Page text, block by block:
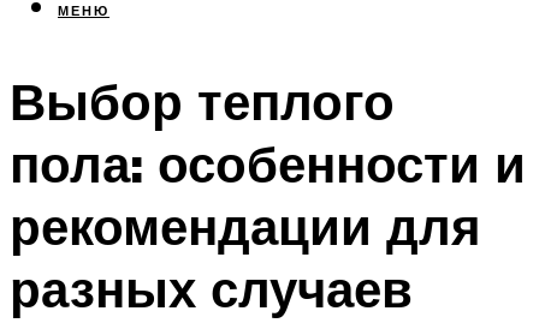
МЕНЮ
Выбор теплого
пола: особенности и
рекомендации для
разных случаев